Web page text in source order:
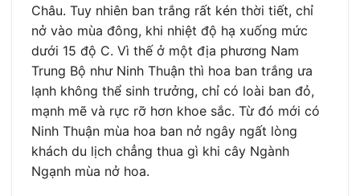
Châu. Tuy nhiên ban trắng rất kén thời tiết, chỉ
nở vào mùa đông, khi nhiệt độ hạ xuống mức
dưới 15 độ C. Vì thế ở một địa phương Nam
Trung Bộ như Ninh Thuận thì hoa ban trắng ưa
lạnh không thể sinh trưởng, chỉ có loài ban đỏ,
mạnh mẽ và rực rỡ hơn khoe sắc. Từ đó mới có
Ninh Thuận mùa hoa ban nở ngây ngất lòng
khách du lịch chẳng thua gì khi cây Ngành
Ngạnh mùa nở hoa.